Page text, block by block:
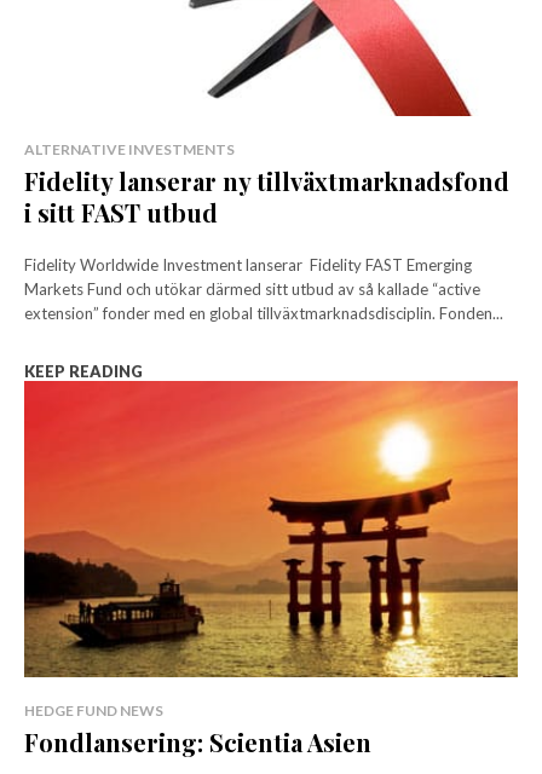
ALTERNATIVE INVESTMENTS
Fidelity lanserar ny tillväxtmarknadsfond
i sitt FAST utbud
Fidelity Worldwide Investment lanserar Fidelity FAST Emerging
Markets Fund och utökar därmed sitt utbud av så kallade “active
extension” fonder med en global tillväxtmarknadsdisciplin. Fonden...
KEEP READING
HEDGE FUND NEWS
Fondlansering: Scientia Asien